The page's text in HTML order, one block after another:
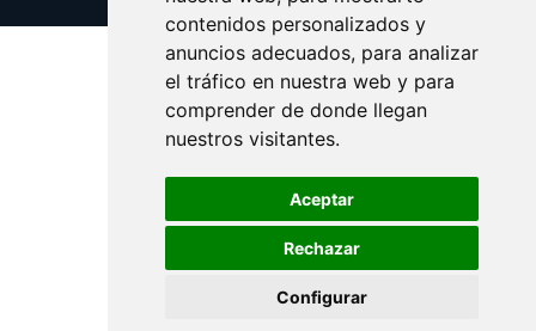
contenidos personalizados y
anuncios adecuados, para analizar
el tráfico en nuestra web y para
comprender de donde llegan
nuestros visitantes.
Aceptar
Rechazar
Configurar